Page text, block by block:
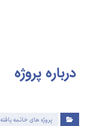
دربارهپروژه
پروژه های خاتمه یافته